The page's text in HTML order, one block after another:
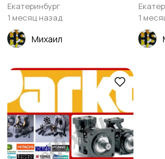
Екатеринбург
1 месяц назад
Михаил
1